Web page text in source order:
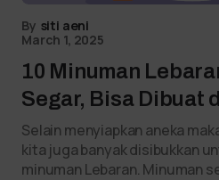
By siti aeni
March 1, 2025
10 Minuman
Segar, Bisa Dibuat
Selain menyiapkan aneka
kita juga banyak disibukkan
minuman Lebaran. Minuman